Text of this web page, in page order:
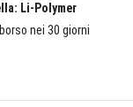
Li-Polymer
nei 30 giorni